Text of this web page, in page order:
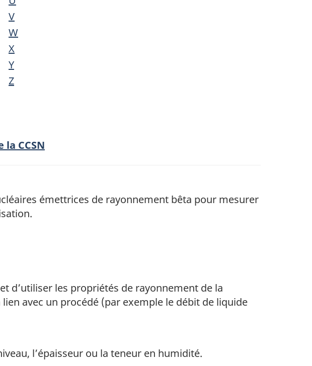
V
W
X
Y
Z
CCSN
émettrices de rayonnement bêta pour mesurer
d’utiliser les propriétés de rayonnement de la
avec un procédé (par exemple le débit de liquide
l’épaisseur ou la teneur en humidité.